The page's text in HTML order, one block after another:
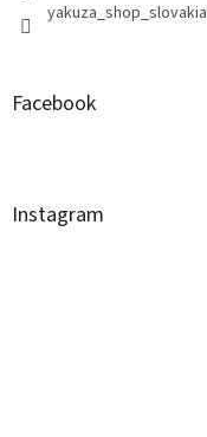
yakuza_shop_slovakia
Facebook
Instagram